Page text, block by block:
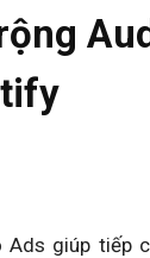
Ads giúp tiếp